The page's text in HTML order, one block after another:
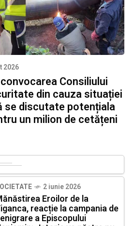
2026
Consiliului
din cauza situației
se discutate potențiala
un milion de cetățeni
2 iunie 2026
Eroilor de la
reacție la campania de
a Episcopului